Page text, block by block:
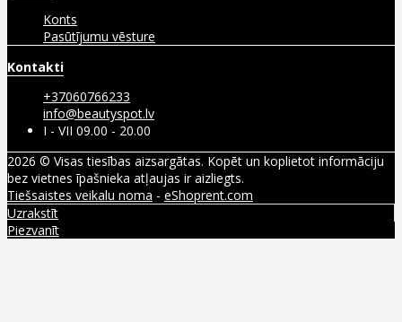
Konts
Pasūtījumu vēsture
Kontakti
+37060766233
info@beautyspot.lv
I - VII 09.00 - 20.00
2026 © Visas tiesības aizsargātas. Kopēt un koplietot informāciju
bez vietnes īpašnieka atļaujas ir aizliegts.
Tiešsaistes veikalu noma - eShoprent.com
Uzrakstīt
Piezvanīt